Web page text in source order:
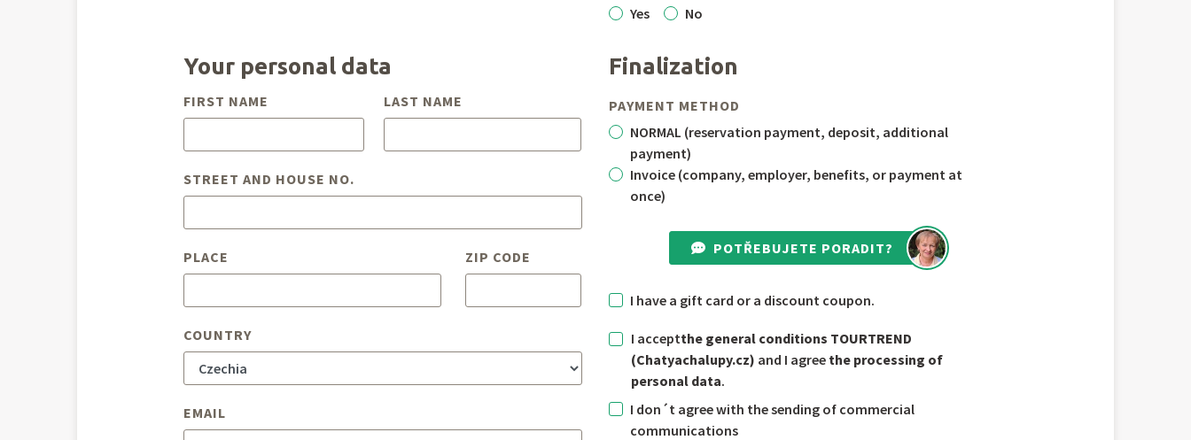
Yes
No
Your personal data
FIRST NAME LAST NAME
STREET AND HOUSE NO.
PLACE ZIP CODE
COUNTRY
EMAIL
Finalization
PAYMENT METHOD
NORMAL (reservation payment, deposit, additional
payment)
Invoice (company, employer, benefits, or payment at
once)
POTŘEBUJETE PORADIT?
I have a gift card or a discount coupon.
I acceptthe general conditions TOURTREND
(Chatyachalupy.cz) and I agree the processing of
personal data.
I don´t agree with the sending of commercial
communications